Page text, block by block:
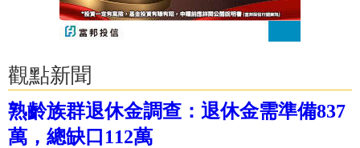
觀點新聞
熟齡族群退休金調查：退休金需準備837
萬，總缺口112萬